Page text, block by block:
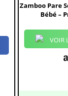
Zamboo Pare
Bébé –
VOIR